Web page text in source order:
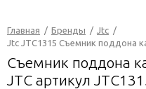
Главная / Бренды / Jtc /
Jtc JTC1315 Съемник поддона
Съемник поддона
JTC артикул